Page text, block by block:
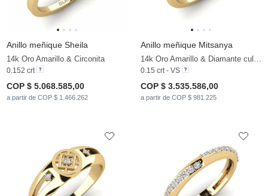
Anillo meñique Sheila
14k Oro Amarillo & Circonita
0.152 crt
COP $ 5.068.585,00
a partir de COP $ 1.466.262
Anillo meñique Mitsanya
0.15 crt - VS
COP $ 3.535.586,00
a partir de COP $ 981.225